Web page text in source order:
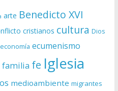
arte Benedicto XVI
cristianos cultura Dios
economía ecumenismo
familia fe Iglesia
medioambiente migrantes